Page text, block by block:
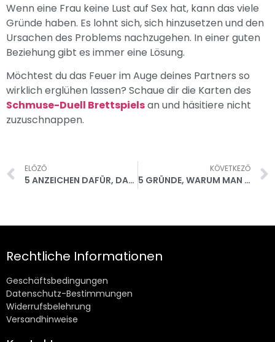
Wenn eine Frau keine Lust auf Sex hat, kann das viele
Gründe haben. Es lohnt sich, sich hinzusetzen und den
Ursachen des Problems nachzugehen. In einer guten
Beziehung gibt es immer eine Lösung.
Möchtest du das Feuer im Auge deines Partners so
wirklich erglühen lassen? Schaue dir die Karten des
Schmuse-Duell Brettspielsan und häsitiere nicht
zuzuschnappen.
ELŐZŐ
5 ANZEICHEN DAFÜR, DASS EIN MANN VERLIEBT IST
KÖVETKEZŐ
5 GRÜNDE, WARUM MAN SCHMUSE-DUELL HABEN UND SPIELEN SOLLTE
Rechtliche Informationen
Geschäftsbedingungen
Datenschutz-Bestimmungen
Widerrufsbelehrung
Versandhinweise